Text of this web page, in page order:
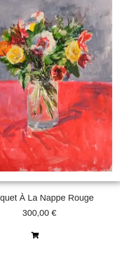
À La Nappe Rouge
300,00 €